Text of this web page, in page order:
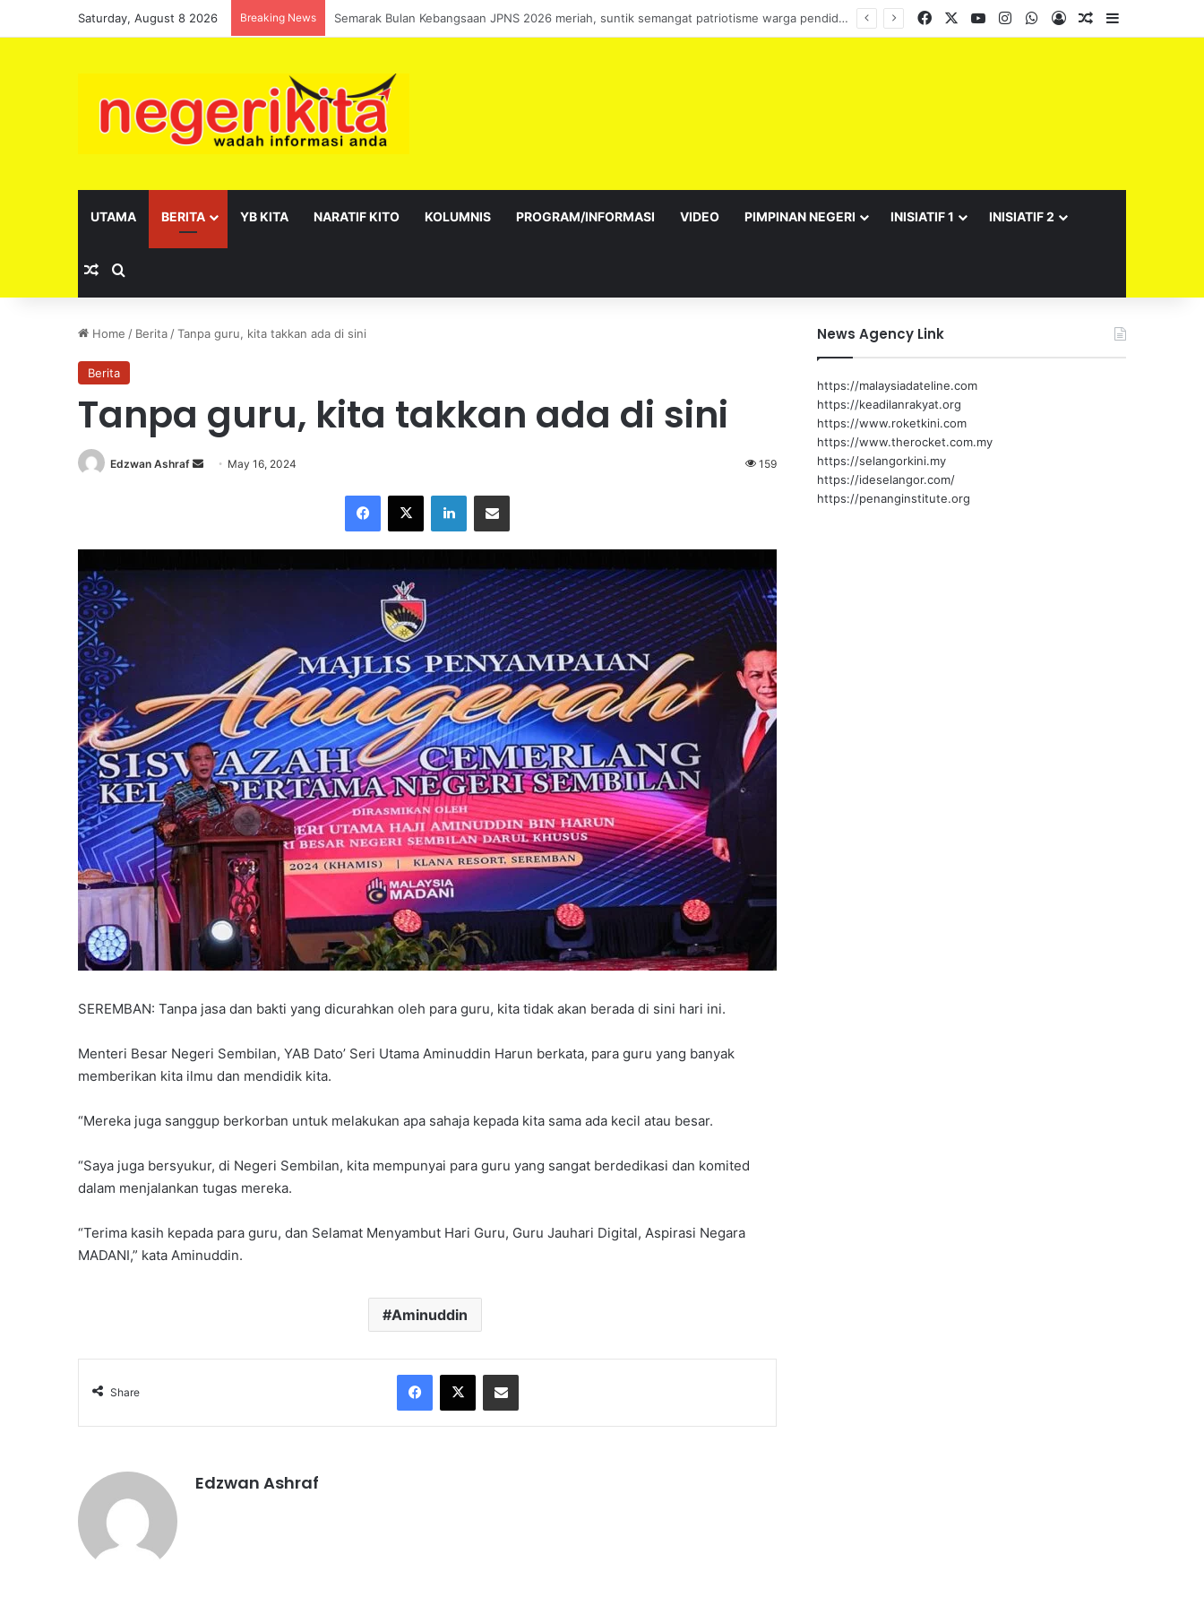
Saturday, August 8 2026 Breaking News Pelantikan sebagai Exco satu amanah besar – Siow Kong Choon Facebook YouTubeInstagramWhatsApp
Log InRandom Article
UTAMA BERITA YB KITA NARATIF KITO KOLUMNIS PROGRAM/INFORMASI VIDEO PIMPINAN NEGERI INISIATIF 1 INISIATIF 2
Random Article
Home / Berita /Tanpa guru, kita takkan ada di sini
Berita
Tanpa guru, kita takkan ada di sini
Edzwan Ashraf
a
n
May 16, 2024 159
SEREMBAN: Tanpa jasa dan bakti yang dicurahkan oleh para guru, kita tidak akan berada di sini hari ini.
Menteri Besar Negeri Sembilan, YAB Dato’ Seri Utama Aminuddin Harun berkata, para guru yang banyak
memberikan kita ilmu dan mendidik kita.
“Mereka juga sanggup berkorban untuk melakukan apa sahaja kepada kita sama ada kecil atau besar.
“Saya juga bersyukur, di Negeri Sembilan, kita mempunyai para guru yang sangat berdedikasi dan komited
dalam menjalankan tugas mereka.
“Terima kasih kepada para guru, dan Selamat Menyambut Hari Guru, Guru Jauhari Digital, Aspirasi Negara
MADANI,” kata Aminuddin.
Aminuddin
Share
Edzwan Ashraf
News Agency Link
https://malaysiadateline.com
https://keadilanrakyat.org
https://www.roketkini.com
https://www.therocket.com.my
https://selangorkini.my
https://ideselangor.com/
https://penanginstitute.org